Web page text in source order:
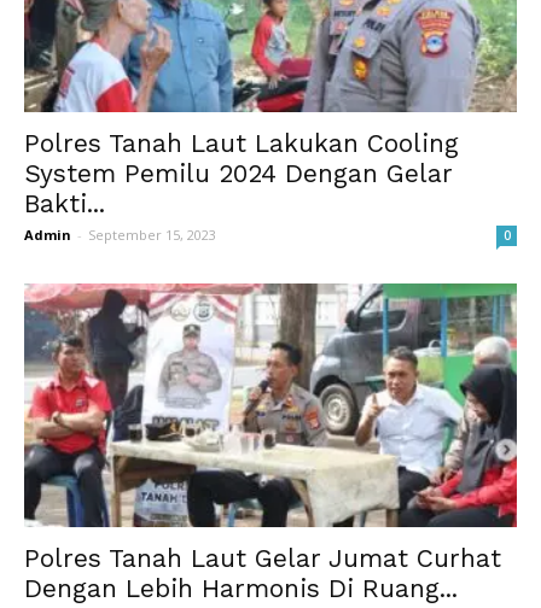
Polres Tanah Laut Lakukan Cooling
System Pemilu 2024 Dengan Gelar
Bakti...
Admin - September 15, 2023 0
Polres Tanah Laut Gelar Jumat Curhat
Dengan Lebih Harmonis Di Ruang...